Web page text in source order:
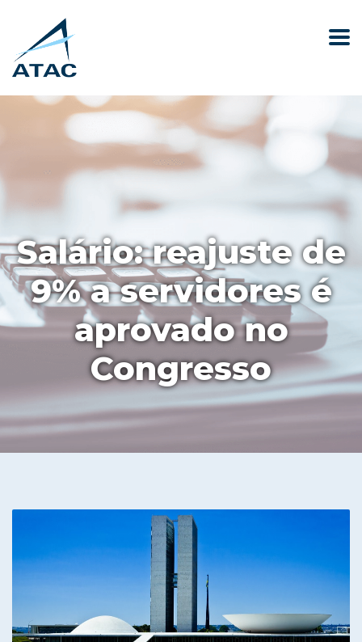
Salário: reajuste de
9% a servidores é
aprovado no
Congresso